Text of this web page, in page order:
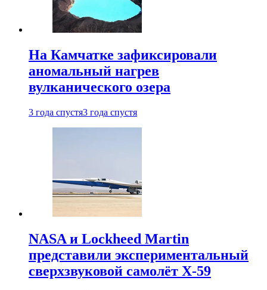
На Камчатке зафиксировали
аномальный нагрев
вулканического озера
3 года спустя3 года спустя
NASA и Lockheed Martin
представили экспериментальный
сверхзвуковой самолёт X-59